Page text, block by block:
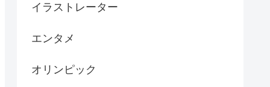
イラストレーター
エンタメ
オリンピック